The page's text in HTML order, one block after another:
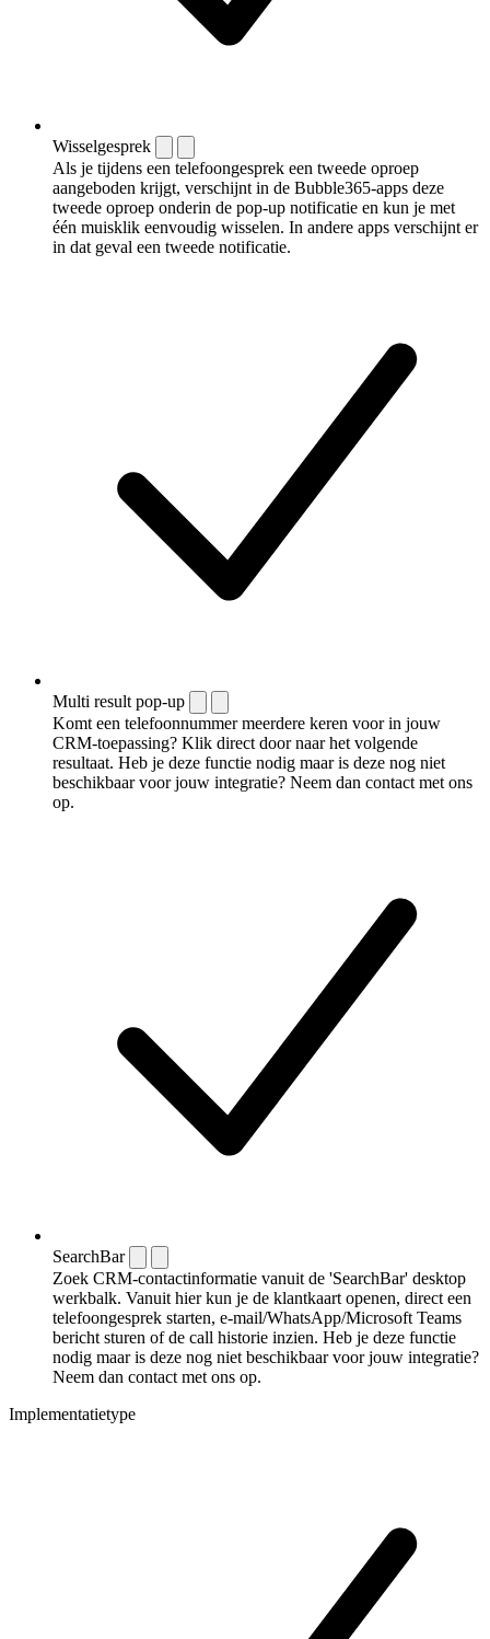
Wisselgesprek
Als je tijdens een telefoongesprek een tweede oproep
aangeboden krijgt, verschijnt in de Bubble365-apps deze
tweede oproep onderin de pop-up notificatie en kun je met
één muisklik eenvoudig wisselen. In andere apps verschijnt er
in dat geval een tweede notificatie.
Multi result pop-up
Komt een telefoonnummer meerdere keren voor in jouw
CRM-toepassing? Klik direct door naar het volgende
resultaat. Heb je deze functie nodig maar is deze nog niet
beschikbaar voor jouw integratie? Neem dan contact met ons
op.
SearchBar
Zoek CRM-contactinformatie vanuit de 'SearchBar' desktop
werkbalk. Vanuit hier kun je de klantkaart openen, direct een
telefoongesprek starten, e-mail/WhatsApp/Microsoft Teams
bericht sturen of de call historie inzien. Heb je deze functie
nodig maar is deze nog niet beschikbaar voor jouw integratie?
Neem dan contact met ons op.
Implementatietype